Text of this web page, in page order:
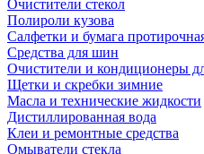
Очистители стекол
Полироли кузова
Салфетки и бумага
Средства для шин
Очистители и кондиционеры
Щетки и скребки зимние
Масла и технические жидкости
Дистиллированная вода
Клеи и ремонтные средства
Омыватели стекла